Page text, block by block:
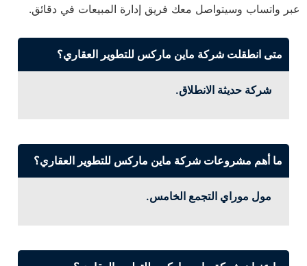
عبر واتساب وسيتواصل معك فريق إدارة المبيعات في دقائق.
متى انطقلت شركة ماين ماركس للتطوير العقاري؟
شركة حديثة الانطلاق.
ما أهم مشروعات شركة ماين ماركس للتطوير العقاري؟
مول موراي التجمع الخامس.